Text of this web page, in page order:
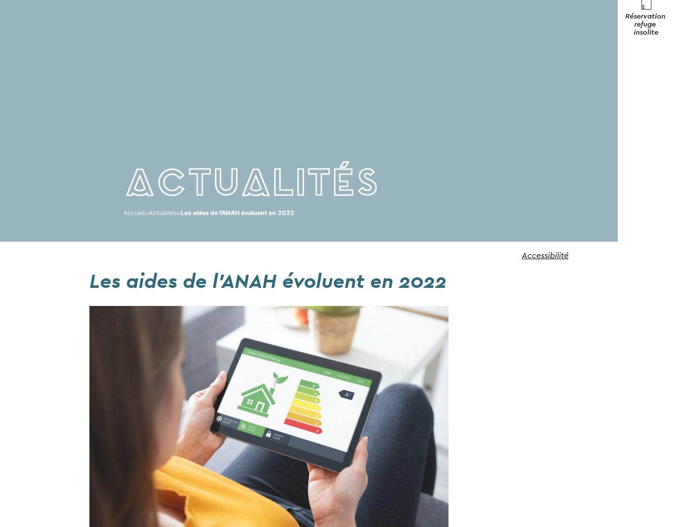
Réservation
refuge
insolite
Actualités
Accueil>Actualités>Les aides de l’ANAH évoluent en 2022
Accessibilité
Les aides de l'ANAH évoluent en 2022